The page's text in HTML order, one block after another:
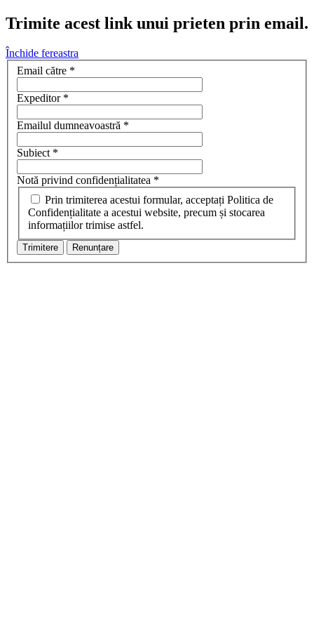
Trimite acest link unui prieten prin email.
Închide fereastra
Email către *
Expeditor*
Emailul dumneavoastră *
Subiect*
Notă privind confidențialitatea *
Confidențialitate a acestui website, precum și stocarea
informațiilor trimise astfel.
Trimitere Renunțare